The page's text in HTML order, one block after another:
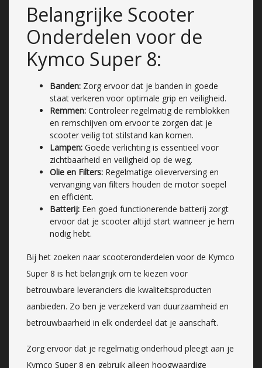
Belangrijke Scooter
Onderdelen voor de
Kymco Super 8:
Banden: Zorg ervoor dat je banden in goede
staat verkeren voor optimale grip en veiligheid.
Remmen: Controleer regelmatig de remblokken
en remschijven om ervoor te zorgen dat je
scooter veilig tot stilstand kan komen.
Lampen: Goede verlichting is essentieel voor
zichtbaarheid en veiligheid op de weg.
Olie en Filters: Regelmatige olieverversing en
vervanging van filters houden de motor soepel
en efficiënt.
Batterij: Een goed functionerende batterij zorgt
ervoor dat je scooter altijd start wanneer je hem
nodig hebt.
Bij het zoeken naar scooteronderdelen voor de Kymco
Super 8 is het belangrijk om te kiezen voor
betrouwbare leveranciers die kwaliteitsproducten
aanbieden. Zo ben je verzekerd van duurzaamheid en
betrouwbaarheid in elk onderdeel dat je aanschaft.
Zorg ervoor dat je regelmatig onderhoud pleegt aan je
Kymco Super 8 en gebruik alleen hoogwaardige